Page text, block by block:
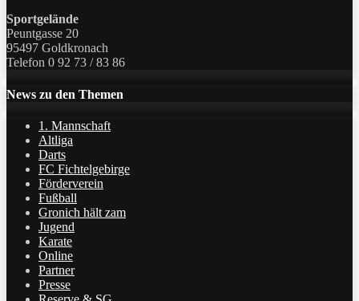
Sportgelände
Peuntgasse 20
95497 Goldkronach
Telefon 0 92 73 / 83 86
News zu den Themen
1. Mannschaft
Altliga
Darts
FC Fichtelgebirge
Förderverein
Fußball
Gronich hält zam
Jugend
Karate
Online
Partner
Presse